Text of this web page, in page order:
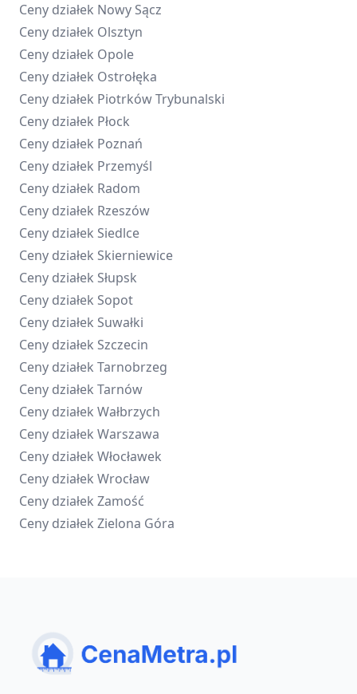
Ceny działek Nowy Sącz
Ceny działek Olsztyn
Ceny działek Opole
Ceny działek Ostrołęka
Ceny działek Piotrków Trybunalski
Ceny działek Płock
Ceny działek Poznań
Ceny działek Przemyśl
Ceny działek Radom
Ceny działek Rzeszów
Ceny działek Siedlce
Ceny działek Skierniewice
Ceny działek Słupsk
Ceny działek Sopot
Ceny działek Suwałki
Ceny działek Szczecin
Ceny działek Tarnobrzeg
Ceny działek Tarnów
Ceny działek Wałbrzych
Ceny działek Warszawa
Ceny działek Włocławek
Ceny działek Wrocław
Ceny działek Zamość
Ceny działek Zielona Góra